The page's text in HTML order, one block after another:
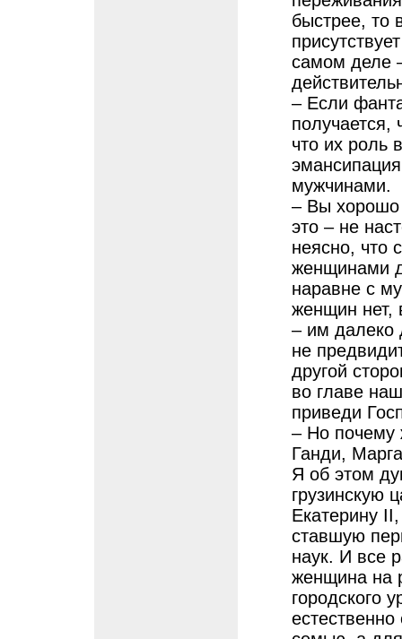
быстрее, то
самом деле
– Если
что их роль
мужчинами.
– Вы хорошо
это – не
неясно, что
женщинами
наравне с
женщин нет,
– им далеко
не
другой
во главе
приведи
– Но почему
Ганди,
Я об этом
грузинскую
Екатерину
ставшую
наук. И все
женщина на
городского